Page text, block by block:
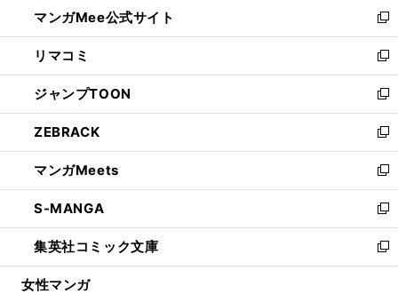
く
ド
ウ
で
開
く
ィ
ン
ド
ウ
で
開
く
い
ウ
ィ
ン
ド
ウ
で
開
く
マンガMee公式サイト
新
し
い
ウ
ィ
ン
ド
ウ
で
開
く
リマコミ
新
し
い
ウ
ィ
ン
ド
ウ
で
開
く
ジャンプTOON
新
し
い
ウ
ィ
ン
ド
ウ
で
開
ZEBRACK
新
し
い
ウ
ィ
ン
ド
ウ
マンガMeets
新
し
い
ウ
ィ
ン
S-MANGA
新
し
い
ウ
集英社コミック文庫
新
し
女性マンガ